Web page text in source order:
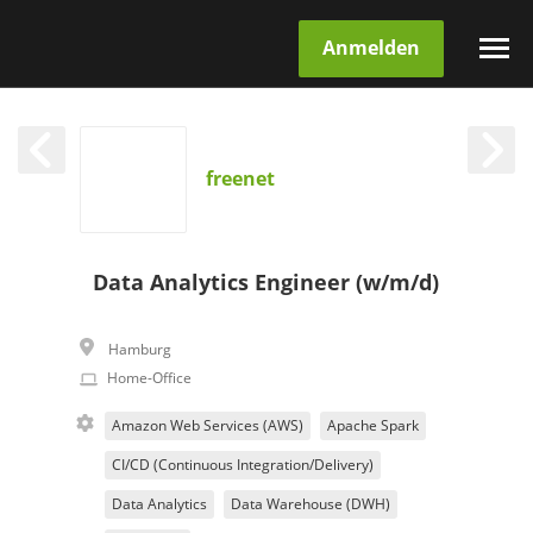
Anmelden
freenet
Data Analytics Engineer (w/m/d)
Hamburg
Home-Office
Amazon Web Services (AWS) Apache Spark
CI/CD (Continuous Integration/Delivery)
Data Analytics Data Warehouse (DWH)